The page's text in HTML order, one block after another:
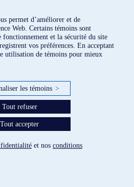
répertoriés
des témoins
permet d’améliorer et de
Web. Certains témoins sont
fonctionnement et la sécurité du site
vos préférences. En acceptant
utilisation de témoins pour mieux
les témoins >
Tout refuser
Tout accepter
et nos conditions